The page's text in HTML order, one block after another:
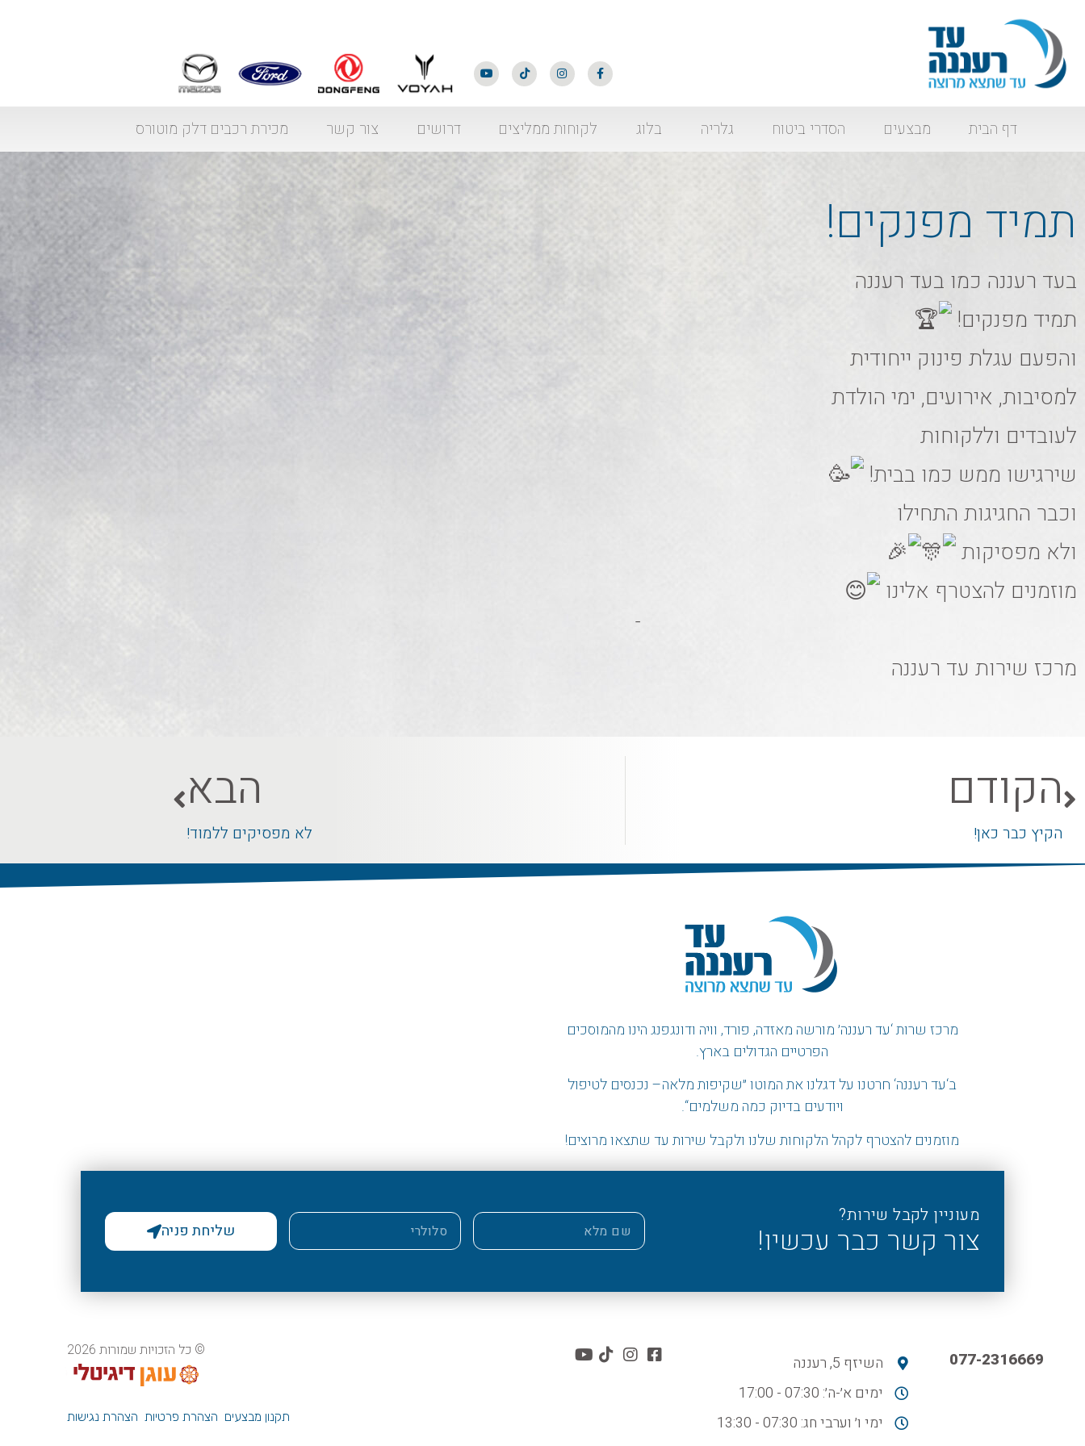
דף הבית מבצעים הסדרי ביטוח גלריה בלוג לקוחות ממליצים דרושים צור קשר מכירת רכבים דלק מוטורס
תמיד מפנקים!
בעד רעננה כמו בעד רעננה
תמיד מפנקים!
והפעם עגלת פינוק ייחודית
למסיבות, אירועים, ימי הולדת
לעובדים וללקוחות
שירגישו ממש כמו בבית!
וכבר החגיגות התחילו
ולא מפסיקות
מוזמנים להצטרף אלינו
מרכז שירות עד רעננה
הקודם
הקיץ כבר כאן!
הבא
לא מפסיקים ללמוד!
מרכז שרות ‘עד רעננה׳ מורשה מאזדה, פורד, וויה ודונגפנג הינו מהמוסכים
הפרטיים הגדולים בארץ.
ב‘עד רעננה‘ חרטנו על דגלנו את המוטו״שקיפות מלאה– נכנסים לטיפול
ויודעים בדיוק כמה משלמים“.
מוזמנים להצטרף לקהל הלקוחות שלנו ולקבל שירות עד שתצאו מרוצים!
מעוניין לקבל שירות?
צור קשר כבר עכשיו! שליחת פניה
077-2316669
השיזף 5, רעננה
ימים א׳-ה׳: 07:30 - 17:00
ימי ו׳ וערבי חג: 07:30 - 13:30
© כל הזכויות שמורות 2026
תקנון מבצעים הצהרת פרטיות הצהרת נגישות